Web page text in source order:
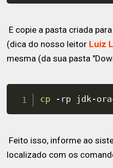
E copie a pasta criada
(dica do nosso leitor Luiz
mesma (da sua pasta
cp -rp jdk-
Feito isso, informe ao
localizado com os